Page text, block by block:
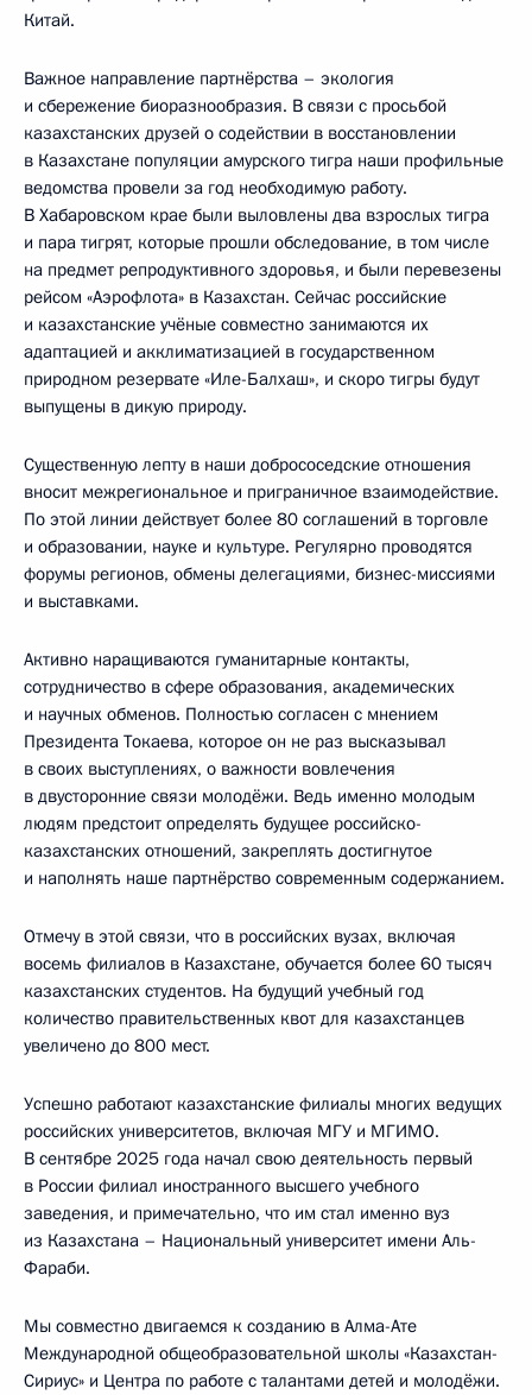
Китай.
Важное направление партнёрства – экология
и сбережение биоразнообразия. В связи с просьбой
казахстанских друзей о содействии в восстановлении
в Казахстане популяции амурского тигра наши профильные
ведомства провели за год необходимую работу.
В Хабаровском крае были выловлены два взрослых тигра
и пара тигрят, которые прошли обследование, в том числе
на предмет репродуктивного здоровья, и были перевезены
рейсом «Аэрофлота» в Казахстан. Сейчас российские
и казахстанские учёные совместно занимаются их
адаптацией и акклиматизацией в государственном
природном резервате «Иле-Балхаш», и скоро тигры будут
выпущены в дикую природу.
Существенную лепту в наши добрососедские отношения
вносит межрегиональное и приграничное взаимодействие.
По этой линии действует более 80 соглашений в торговле
и образовании, науке и культуре. Регулярно проводятся
форумы регионов, обмены делегациями, бизнес-миссиями
и выставками.
Активно наращиваются гуманитарные контакты,
сотрудничество в сфере образования, академических
и научных обменов. Полностью согласен с мнением
Президента Токаева, которое он не раз высказывал
в своих выступлениях, о важности вовлечения
в двусторонние связи молодёжи. Ведь именно молодым
людям предстоит определять будущее российско-
казахстанских отношений, закреплять достигнутое
и наполнять наше партнёрство современным содержанием.
Отмечу в этой связи, что в российских вузах, включая
восемь филиалов в Казахстане, обучается более 60 тысяч
казахстанских студентов. На будущий учебный год
количество правительственных квот для казахстанцев
увеличено до 800 мест.
Успешно работают казахстанские филиалы многих ведущих
российских университетов, включая МГУ и МГИМО.
В сентябре 2025 года начал свою деятельность первый
в России филиал иностранного высшего учебного
заведения, и примечательно, что им стал именно вуз
из Казахстана – Национальный университет имени Аль-
Фараби.
Мы совместно двигаемся к созданию в Алма-Ате
Международной общеобразовательной школы «Казахстан-
Сириус» и Центра по работе с талантами детей и молодёжи.